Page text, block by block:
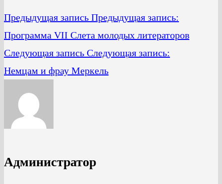
Предыдущая запись Предыдущая запись:
Программа VII Слета молодых литераторов
Следующая запись Следующая запись:
Немцам и фрау Меркель
Администратор